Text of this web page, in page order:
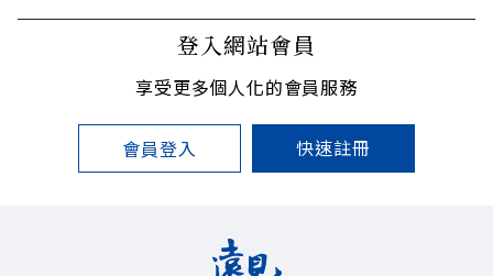
登入網站會員
享受更多個人化的會員服務
會員登入 快速註冊